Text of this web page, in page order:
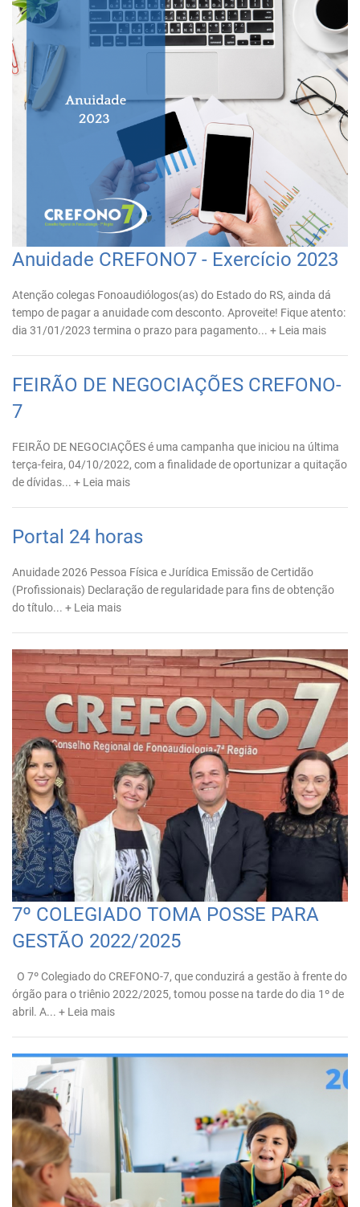
Anuidade CREFONO7 - Exercício 2023
Atenção colegas Fonoaudiólogos(as) do Estado do RS, ainda dá
tempo de pagar a anuidade com desconto. Aproveite! Fique atento:
dia 31/01/2023 termina o prazo para pagamento... + Leia mais
FEIRÃO DE NEGOCIAÇÕES CREFONO-
7
FEIRÃO DE NEGOCIAÇÕES é uma campanha que iniciou na última
terça-feira, 04/10/2022, com a finalidade de oportunizar a quitação
de dívidas... + Leia mais
Portal 24 horas
Anuidade 2026 Pessoa Física e Jurídica Emissão de Certidão
(Profissionais) Declaração de regularidade para fins de obtenção
do título... + Leia mais
7º COLEGIADO TOMA POSSE PARA
GESTÃO 2022/2025
O 7º Colegiado do CREFONO-7, que conduzirá a gestão à frente do
órgão para o triênio 2022/2025, tomou posse na tarde do dia 1º de
abril. A... + Leia mais